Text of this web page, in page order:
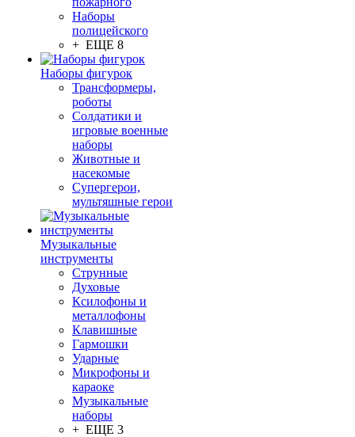
Наборы
полицейского
+ ЕЩЕ 8
Наборы фигурок
Трансформеры,
роботы
Солдатики и
игровые военные
наборы
Животные и
насекомые
Супергерои,
мультяшные герои
Музыкальные
инструменты
Струнные
Духовые
Ксилофоны и
металлофоны
Клавишные
Гармошки
Ударные
Микрофоны и
караоке
Музыкальные
наборы
+ ЕЩЕ 3